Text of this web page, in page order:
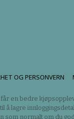
OG PERSONVERN
en bedre
å lagre
som normalt om du